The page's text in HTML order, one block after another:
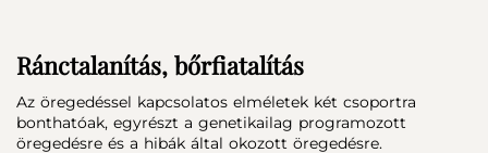
Ránctalanítás, bőrfiatalítás
Az öregedéssel kapcsolatos elméletek két csoportra
bonthatóak, egyrészt a genetikailag programozott
öregedésre és a hibák által okozott öregedésre.